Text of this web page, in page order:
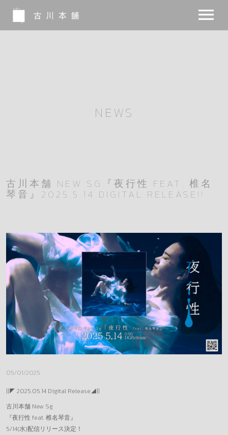
INSTA
DONAI STORE
GOODS(LEGACY)
REQUEST
OFFICE
NEWS
古川本舗 NEW SG『夜行性 FEAT. 椎名
琴音』2025.5.14 DIGITAL RELEASE!!
05/01/2025
||◤ 2025.05.14 Digital Release◢||
古川本舗 New Sg
『夜行性 feat. 椎名琴音』
5/14(水)配信リリース決定！